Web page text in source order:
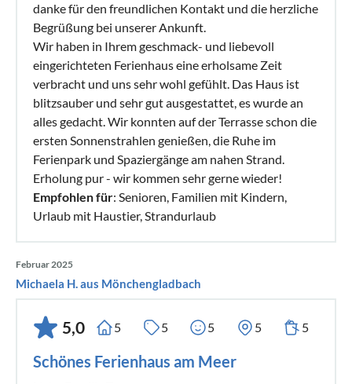
danke für den freundlichen Kontakt und die herzliche
Begrüßung bei unserer Ankunft.
Wir haben in Ihrem geschmack- und liebevoll
eingerichteten Ferienhaus eine erholsame Zeit
verbracht und uns sehr wohl gefühlt. Das Haus ist
blitzsauber und sehr gut ausgestattet, es wurde an
alles gedacht. Wir konnten auf der Terrasse schon die
ersten Sonnenstrahlen genießen, die Ruhe im
Ferienpark und Spaziergänge am nahen Strand.
Erholung pur - wir kommen sehr gerne wieder!
Empfohlen für: Senioren, Familien mit Kindern,
Urlaub mit Haustier, Strandurlaub
Februar 2025
Michaela H. aus Mönchengladbach
5,0 5 5 5 5 5
Schönes Ferienhaus am Meer